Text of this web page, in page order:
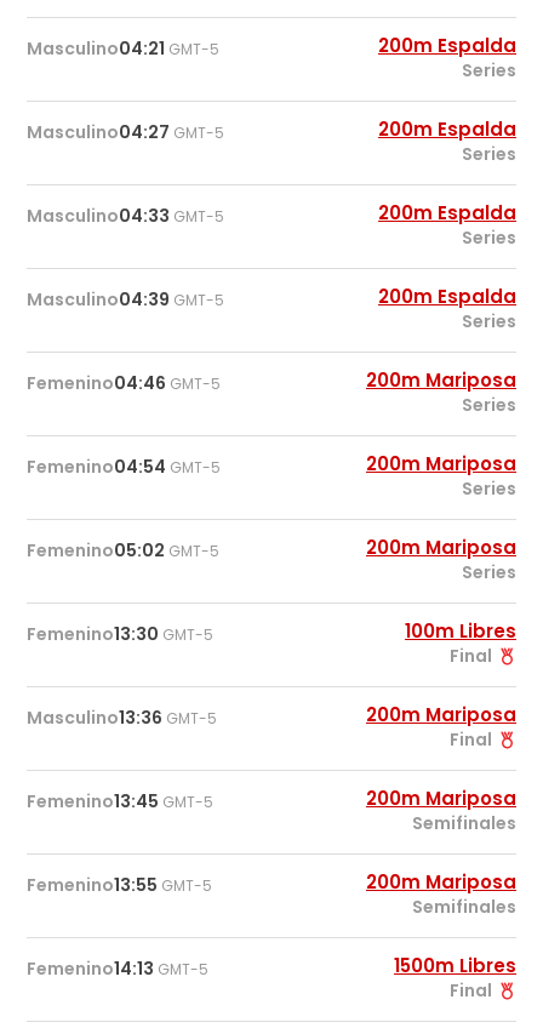
Masculino04:21 GMT-5 200m Espalda
Series
Masculino04:27 GMT-5 200m Espalda
Series
Masculino04:33 GMT-5 200m Espalda
Series
Masculino04:39 GMT-5 200m Espalda
Series
Femenino04:46 GMT-5 200m Mariposa
Series
Femenino04:54 GMT-5 200m Mariposa
Series
Femenino05:02 GMT-5 200m Mariposa
Series
Femenino13:30 GMT-5 100m Libres
Final
Masculino13:36 GMT-5 200m Mariposa
Final
Femenino13:45 GMT-5 200m Mariposa
Semifinales
Femenino13:55 GMT-5 200m Mariposa
Semifinales
Femenino14:13 GMT-5 1500m Libres
Final